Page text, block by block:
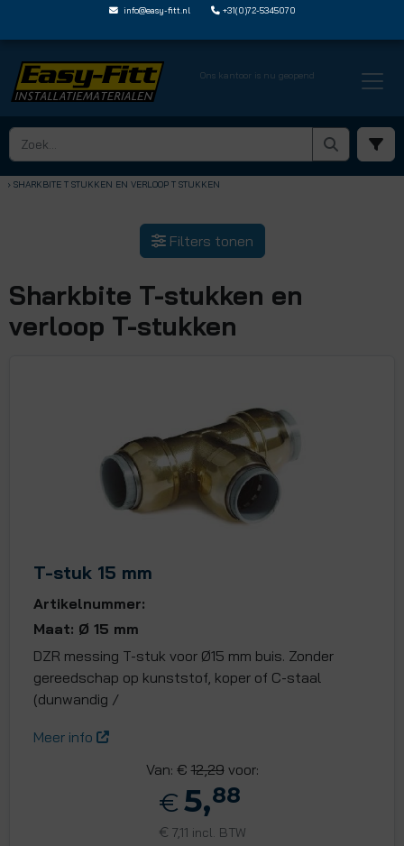
info@easy-fitt.nl +31(0)72-5345070
Ons kantoor is nu geopend
HOME › SHARKBITE MESSING STEEKFITTINGEN
› SHARKBITE T STUKKEN EN VERLOOP T STUKKEN
Filters tonen
Sharkbite T-stukken en
verloop T-stukken
T-stuk 15 mm
Artikelnummer:
Maat: Ø 15 mm
DZR messing T-stuk voor Ø15 mm buis. Zonder
gereedschap op kunststof, koper of C-staal
(dunwandig /
Meer info
Van: €12,29voor:
€ 5,88
€ 7,11 incl. BTW